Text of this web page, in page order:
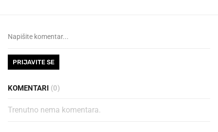
PRIJAVITE SE
KOMENTARI (0)
Trenutno nema komentara.